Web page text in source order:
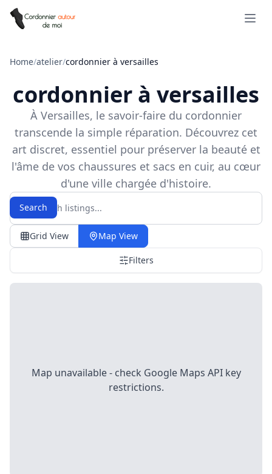
Open
Home/atelier/cordonnier à versailles
cordonnier à versailles
À Versailles, le savoir-faire du cordonnier
transcende la simple réparation. Découvrez cet
art discret, essentiel pour préserver la beauté et
l'âme de vos chaussures et sacs en cuir, au cœur
d'une ville chargée d'histoire.
Search
Grid View Map View
Filters
Map unavailable - check Google Maps API key
restrictions.